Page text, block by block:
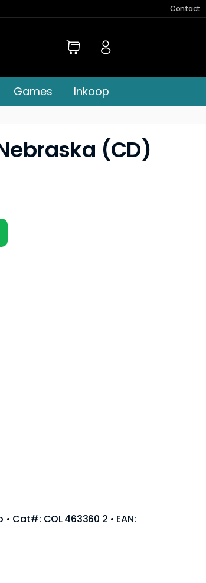
Contact
Games Inkoop
(CD)
Cat#: COL 463360 2 • EAN: